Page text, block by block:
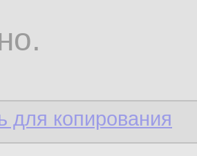
для копирования